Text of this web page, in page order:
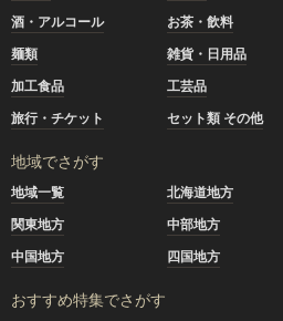
酒・アルコール
お茶・飲料
麺類
雑貨・日用品
加工食品
工芸品
旅行・チケット
セット類 その他
地域でさがす
地域一覧 北海道地方
関東地方
中部地方
中国地方
四国地方
おすすめ特集でさがす